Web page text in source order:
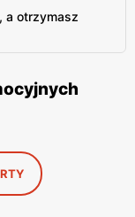
a otrzymasz